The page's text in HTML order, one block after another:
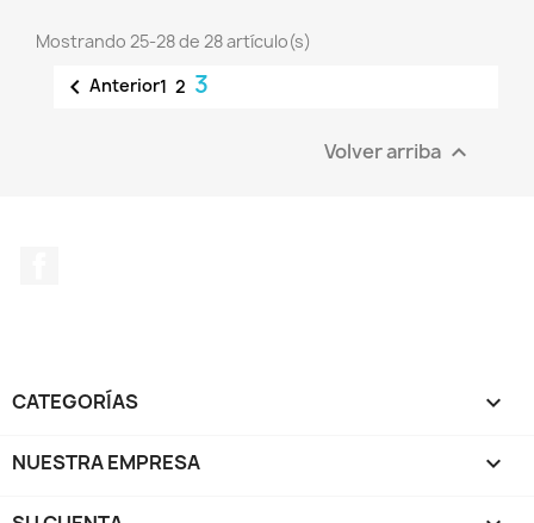
Mostrando 25-28 de 28 artículo(s)
 Anterior1 2 3
Volver arriba 
CATEGORÍAS 
NUESTRA EMPRESA 